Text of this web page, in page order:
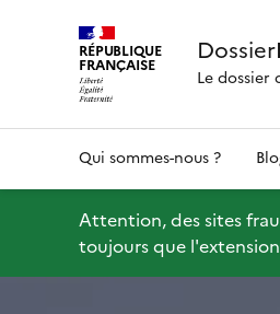
RÉPUBLIQUE
FRANÇAISE Dossier
Le
Qui sommes-nous ?
Attention, des sites
toujours que l'extension